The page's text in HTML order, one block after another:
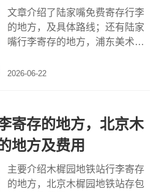
文章介绍了陆家嘴免费寄存行李
的地方，及具体路线；还有陆家
嘴行李寄存的地方，浦东美术馆
2026-06-22
寄存的地方，北京木
地方及费用
主要介绍木樨园地铁站行李寄存
的地方，北京木樨园地铁站存包